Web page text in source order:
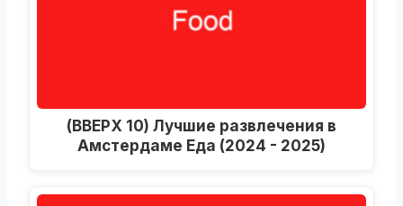
(ВВЕРХ 10) Лучшие развлечения в
Амстердаме Еда (2024 - 2025)